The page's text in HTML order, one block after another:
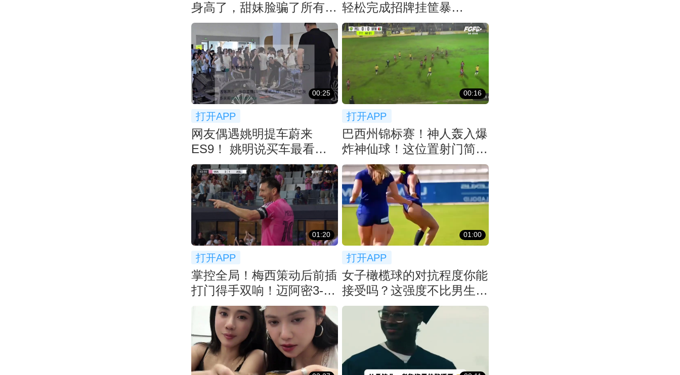
身高了，甜妹脸骗了所有人
👀
轻松完成招牌挂筐暴
扣！！！
00:25
打开APP
网友偶遇姚明提车蔚来
ES9！ 姚明说买车最看重
空间：等了2月
00:16
打开APP
巴西州锦标赛！神人轰入爆
炸神仙球！这位置射门简直
不讲道理！
01:20
打开APP
掌控全局！梅西策动后前插
打门得手双响！迈阿密3-1
扩大比分！
01:00
打开APP
女子橄榄球的对抗程度你能
接受吗？这强度不比男生差
吧？👀